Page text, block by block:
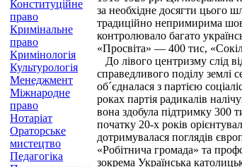
Конституційне
право
Кримінальне
право
Кримінологія
Культурологія
Менеджмент
Міжнародне
право
Нотаріат
Ораторське
мистецтво
Педагогіка
за необхідне досягти цього
традиційно непримирима
контролювало багато
«Просвіта» — 400 тис,
До лівого центризму слід
справедливого поділу землі
об´єдналася з партією
роках партія радикалів
вона здобула підтримку 300
початку 20-х років
дотримувалася поглядів
«Робітнича громада» та
зокрема Українська